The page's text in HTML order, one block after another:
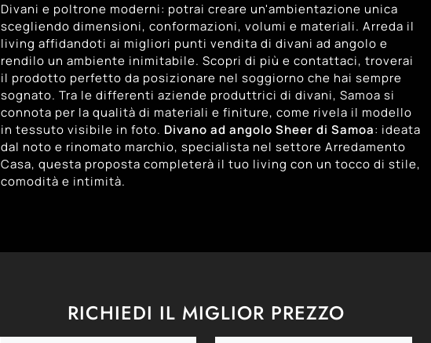
Divani e poltrone moderni: potrai creare un'ambientazione unica
scegliendo dimensioni, conformazioni, volumi e materiali. Arreda il
living affidandoti ai migliori punti vendita di divani ad angolo e
rendilo un ambiente inimitabile. Scopri di più e contattaci, troverai
il prodotto perfetto da posizionare nel soggiorno che hai sempre
sognato. Tra le differenti aziende produttrici di divani, Samoa si
connota per la qualità di materiali e finiture, come rivela il modello
in tessuto visibile in foto. Divano ad angolo Sheer di Samoa: ideata
dal noto e rinomato marchio, specialista nel settore Arredamento
Casa, questa proposta completerà il tuo living con un tocco di stile,
comodità e intimità.
RICHIEDI IL MIGLIOR PREZZO